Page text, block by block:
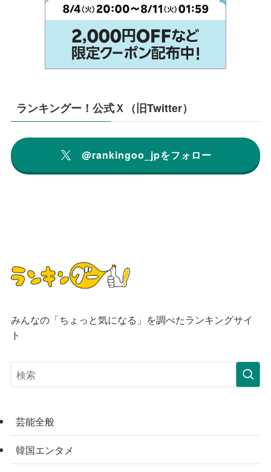
ランキングー！公式Ｘ（旧Twitter）
@rankingoo_jpをフォロー
みんなの「ちょっと気になる」を調べたランキングサイ
ト
芸能全般
韓国エンタメ